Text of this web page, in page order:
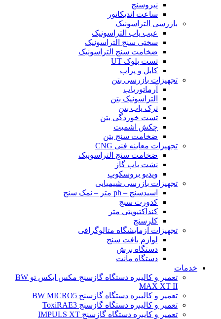
نیروسنج
ساعت اندیکاتور
بازرسی التراسونیک
عیب یاب التراسونیک
سختی سنج التراسونیک
ضخامت سنج التراسونیک
تست بلوک UT
کابل و پراب
تجهیزات بازرسی بتن
آرماتوریاب
التراسونیک بتن
ترک یاب بتن
تست خوردگی بتن
چکش اشمیت
ضخامت سنج بتن
تجهیزات معاینه فنی CNG
ضخامت سنج التراسونیک
نشت یاب گاز
ویدیو بروسکوپ
تجهیزات بازرسی شیمیایی
اسیدسنج – ph متر – نمک سنج
کدورت سنج
کنداکتیویتی متر
کلرسنج
تجهیزات آزمایشگاه متالوگرافی
لوازم بافت سنج
دستگاه برش
دستگاه مانت
خدمات
تعمیر و کالیبره دستگاه گازسنج مکس ایکس تو BW
MAX XT II
تعمیر و کالیبره دستگاه گازسنج BW MICRO5
تعمیر و کالیبره دستگاه گازسنج ToxiRAE3
تعمیر و کایبره دستگاه گازسنج IMPULS XT